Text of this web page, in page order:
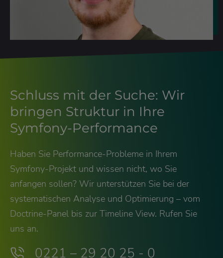
Schluss mit der Suche: Wir
bringen Struktur in Ihre
Symfony-Performance
Haben Sie Performance-Probleme in Ihrem
Symfony-Projekt und wissen nicht, wo Sie
anfangen sollen? Wir unterstützen Sie bei der
systematischen Analyse und Optimierung – vom
Doctrine-Panel bis zur Timeline View. Rufen Sie
uns an.
0221 – 29 20 25 - 0